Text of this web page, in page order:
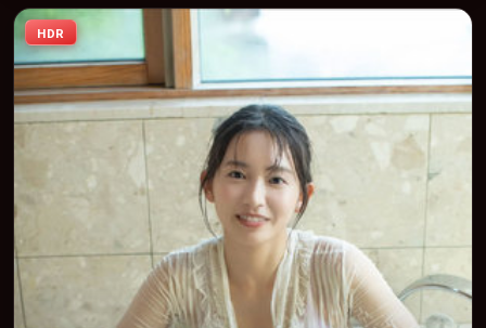
强情节与人物弧光的观众完整观看。
HDR